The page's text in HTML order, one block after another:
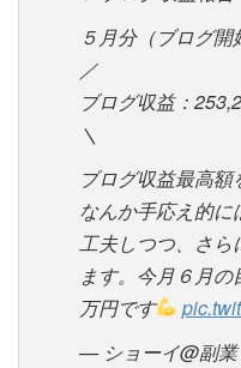
５月分（ブログ開
／
ブログ収益：
＼
ブログ収益最高
なんか手応え的に
工夫しつつ、さら
ます。今月６月
万円です
— ショーイ@副